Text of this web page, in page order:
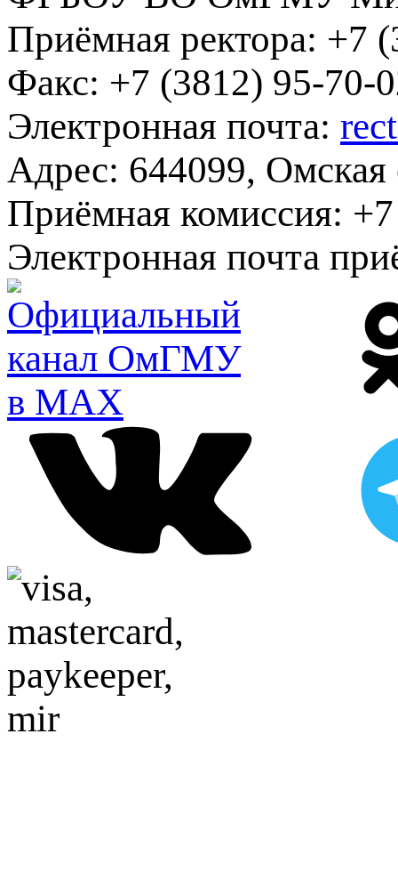
Приёмная ректора: +7
Факс: +7 (3812) 95-70-
Электронная почта:
Адрес: 644099, Омская
Приёмная комиссия:
Электронная почта